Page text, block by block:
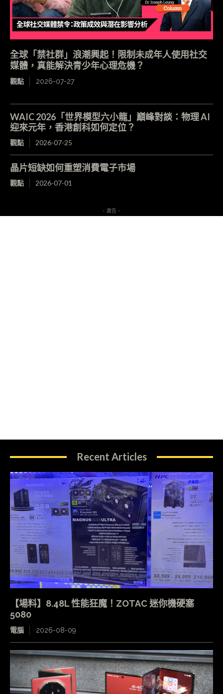
全球「禁社群」浪潮興起！限制未成年人使用社交
媒體，真能解決青少年心理危機？
觀點 2026-07-27
WAIC 2026「世界模型六小龍」巔峰對談：物理 AI
迎來元年，香港創科如何定位？
觀點 2026-07-25
晶片短缺如何重塑消費電子市場
觀點 2026-07-01
- 廣告 -
Recent Articles
【場料】8.48L 性能狂魔！ZOTAC 迷你機硬塞
5080
電腦 2026-08-09